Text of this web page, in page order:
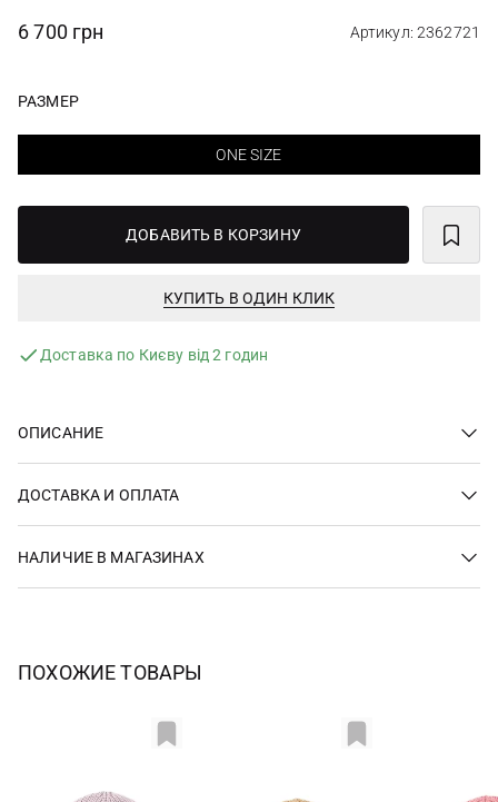
6 700 грн Артикул: 2362721
РАЗМЕР
ONE SIZE
ДОБАВИТЬ В КОРЗИНУ
КУПИТЬ В ОДИН КЛИК
Доставка по Києву від 2 годин
ОПИСАНИЕ
ДОСТАВКА И ОПЛАТА
НАЛИЧИЕ В МАГАЗИНАХ
ПОХОЖИЕ ТОВАРЫ